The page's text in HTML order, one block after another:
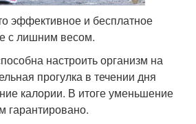
эффективное и бесплатное
с лишним весом.
настроить организм на
прогулка в течении дня
калории. В итоге уменьшение
гарантировано.